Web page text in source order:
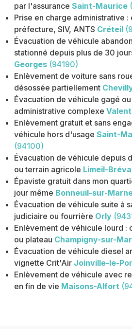
par l'assurance Saint-Maurice
Prise en charge administrative :
préfecture, SIV, ANTS Créteil
Évacuation de véhicule
stationné depuis plus de 30
Georges (94190)
Enlèvement de voiture sans
désossée partiellement
Évacuation de véhicule gagé
administrative complexe
Enlèvement gratuit et sans
véhicule hors d'usage Saint-
(94100)
Évacuation de véhicule depuis
ou terrain agricole Limeil-
Épaviste gratuit dans mon
jour même Bonneuil-sur-
Évacuation de véhicule suite à
judiciaire ou fourrière Orly
Enlèvement de véhicule lourd :
ou plateau Champigny-sur-
Évacuation de véhicule diesel
vignette Crit'Air Joinville-le-
Enlèvement de véhicule avec
en fin de vie Maisons-Alfort